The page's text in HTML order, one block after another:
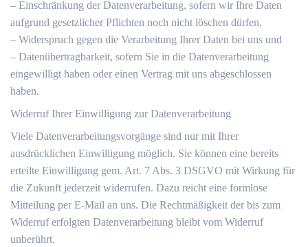
– Einschränkung der Datenverarbeitung, sofern wir Ihre Daten
aufgrund gesetzlicher Pflichten noch nicht löschen dürfen,
– Widerspruch gegen die Verarbeitung Ihrer Daten bei uns und
– Datenübertragbarkeit, sofern Sie in die Datenverarbeitung
eingewilligt haben oder einen Vertrag mit uns abgeschlossen
haben.
Widerruf Ihrer Einwilligung zur Datenverarbeitung
Viele Datenverarbeitungsvorgänge sind nur mit Ihrer
ausdrücklichen Einwilligung möglich. Sie können eine bereits
erteilte Einwilligung gem. Art. 7 Abs. 3 DSGVO mit Wirkung für
die Zukunft jederzeit widerrufen. Dazu reicht eine formlose
Mitteilung per E-Mail an uns. Die Rechtmäßigkeit der bis zum
Widerruf erfolgten Datenverarbeitung bleibt vom Widerruf
unberührt.